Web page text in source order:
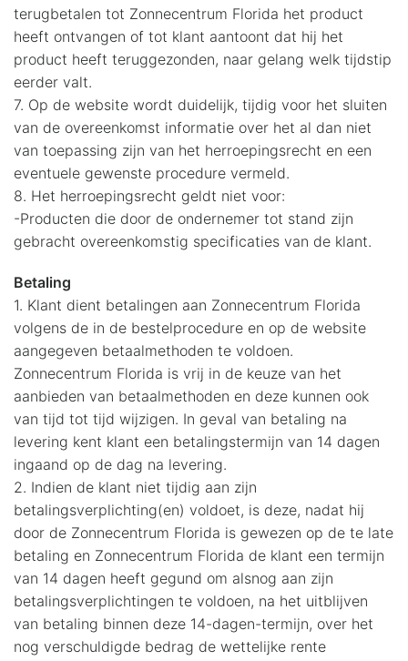
terugbetalen tot Zonnecentrum Florida het product
heeft ontvangen of tot klant aantoont dat hij het
product heeft teruggezonden, naar gelang welk tijdstip
eerder valt.
7. Op de website wordt duidelijk, tijdig voor het sluiten
van de overeenkomst informatie over het al dan niet
van toepassing zijn van het herroepingsrecht en een
eventuele gewenste procedure vermeld.
8. Het herroepingsrecht geldt niet voor:
-Producten die door de ondernemer tot stand zijn
gebracht overeenkomstig specificaties van de klant.
Betaling
1. Klant dient betalingen aan Zonnecentrum Florida
volgens de in de bestelprocedure en op de website
aangegeven betaalmethoden te voldoen.
Zonnecentrum Florida is vrij in de keuze van het
aanbieden van betaalmethoden en deze kunnen ook
van tijd tot tijd wijzigen. In geval van betaling na
levering kent klant een betalingstermijn van 14 dagen
ingaand op de dag na levering.
2. Indien de klant niet tijdig aan zijn
betalingsverplichting(en) voldoet, is deze, nadat hij
door de Zonnecentrum Florida is gewezen op de te late
betaling en Zonnecentrum Florida de klant een termijn
van 14 dagen heeft gegund om alsnog aan zijn
betalingsverplichtingen te voldoen, na het uitblijven
van betaling binnen deze 14-dagen-termijn, over het
nog verschuldigde bedrag de wettelijke rente